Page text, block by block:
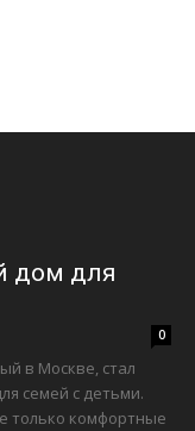
дом для
0
в Москве, стал
семей с детьми.
только комфортные